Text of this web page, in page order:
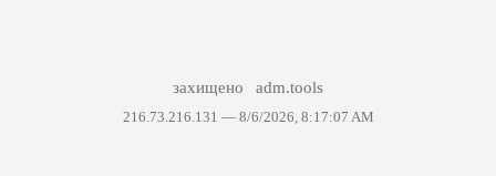
захищено adm.tools
216.73.216.131 — 8/6/2026, 8:17:07 AM